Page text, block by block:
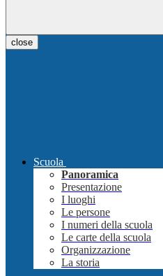
close
Scuola
Panoramica
Presentazione
I luoghi
Le persone
I numeri della scuola
Le carte della scuola
Organizzazione
La storia